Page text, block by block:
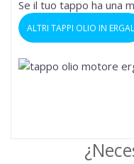
Se il tuo tappo ha una
ALTRI TAPPI OLIO IN ERGAL